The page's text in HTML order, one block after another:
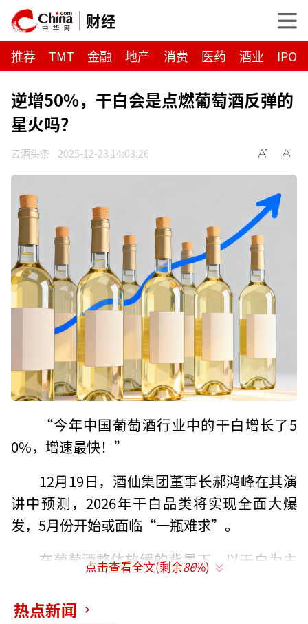
财经
推荐 TMT 金融 地产 消费 医药 酒业 IPO
逆增50%，干白会是点燃葡萄酒反弹的
星火吗？
云酒头条 2025-12-23 14:03:26
“今年中国葡萄酒行业中的干白增长了5
0%，增速最快！”
12月19日，酒仙集团董事长郝鸿峰在其演
讲中预测，2026年干白品类将实现全面大爆
发，5月份开始或面临“一瓶难求”。
在葡萄酒整体放缓的背景下，以干白为主
块。10月26日，张裕长尾猫白葡萄酒在抖音创
点击查看全文(剩余86%)
热点新闻